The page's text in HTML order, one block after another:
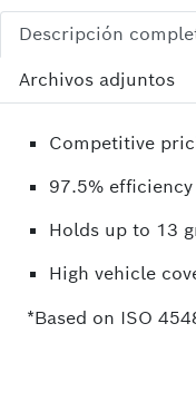
Descripción
Archivos adjuntos
Competitive
97.5% efficiency
Holds up to 13
High vehicle
*Based on ISO